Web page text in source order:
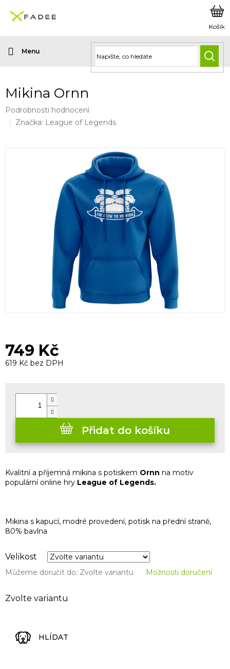
obsah
Mikina Ornn
Průměrné
hodnocení
Podrobnosti hodnocení
Značka: League of Legends
749 Kč
619 Kč bez DPH
Zvolte variantu
Velikost
Můžeme doručit do: Zvolte variantu Možnosti doručení
Přidat do košíku
Kvalitní a příjemná mikina s potiskem Ornn na motiv
populární online hry League of Legends.
Mikina s kapucí, modré provedení, potisk na přední straně,
80% bavlna
HLÍDAT